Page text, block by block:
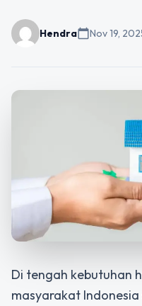
Hendracalendar_todayNov 19,
Di tengah kebutuhan
masyarakat